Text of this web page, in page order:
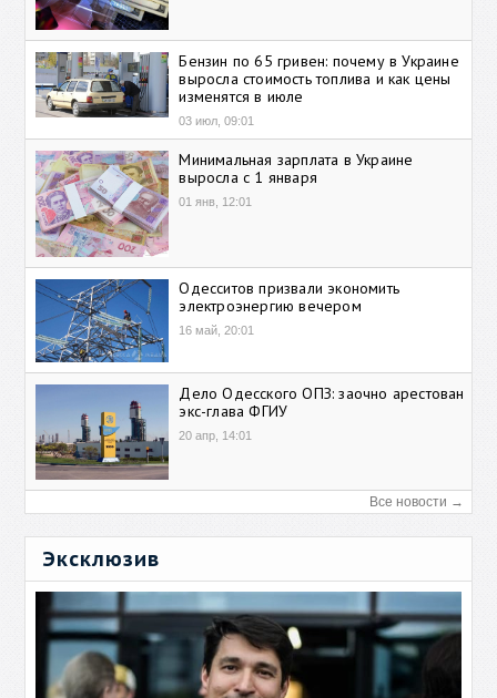
Бензин по 65 гривен: почему в Украине
выросла стоимость топлива и как цены
изменятся в июле
03 июл, 09:01
Минимальная зарплата в Украине
выросла с 1 января
01 янв, 12:01
Одесситов призвали экономить
электроэнергию вечером
16 май, 20:01
Дело Одесского ОПЗ: заочно арестован
экс-глава ФГИУ
20 апр, 14:01
Все новости →
Эксклюзив